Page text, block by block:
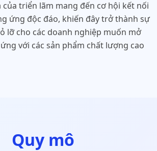
của triển lãm mang đến cơ hội kết nối
ứng độc đáo, khiến đây trở thành sự
lỡ cho các doanh nghiệp muốn mở
với các sản phẩm chất lượng cao
Quy mô